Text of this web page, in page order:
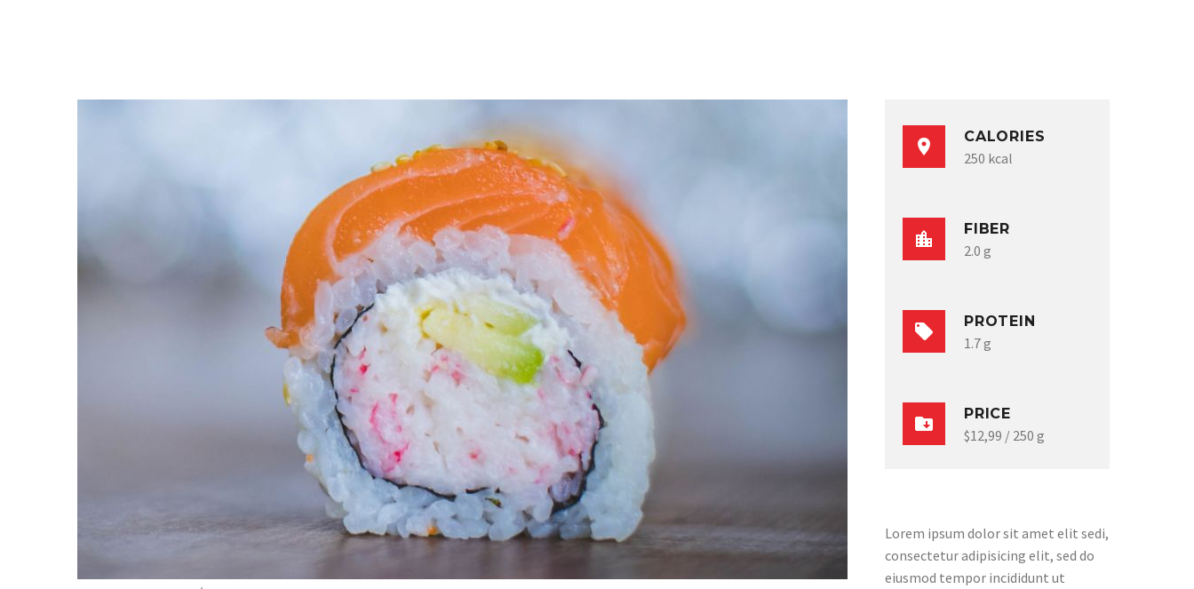
CALORIES
250 kcal
FIBER
2.0 g
PROTEIN
1.7 g
PRICE
$12,99 / 250 g
Lorem ipsum dolor sit amet elit sedi,
consectetur adipisicing elit, sed do
eiusmod tempor incididunt ut